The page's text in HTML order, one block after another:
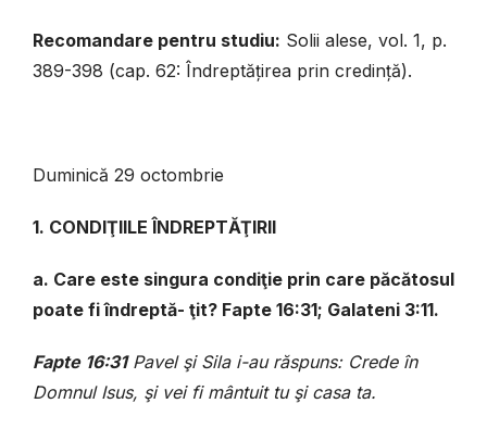
Recomandare pentru studiu: Solii alese, vol. 1, p.
389-398 (cap. 62: Îndreptățirea prin credință).
Duminică 29 octombrie
1. CONDIŢIILE ÎNDREPTĂŢIRII
a. Care este singura condiţie prin care păcătosul
poate fi îndreptă- ţit? Fapte 16:31; Galateni 3:11.
Fapte 16:31Pavel şi Sila i-au răspuns: Crede în
Domnul Isus, şi vei fi mântuit tu şi casa ta.